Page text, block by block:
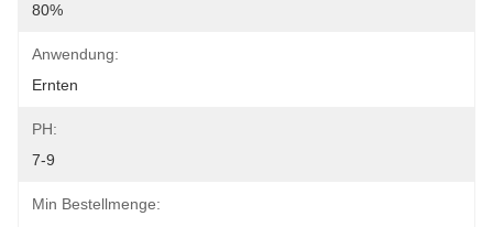
80%
Anwendung:
Ernten
PH:
7-9
Min Bestellmenge: